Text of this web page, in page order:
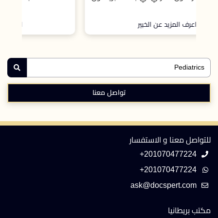
اعرف المزيد عن الخبير
تواصل معنا
للتواصل معنا و الاستفسار
+201070477224
+201070477224
مكتب بريطانيا